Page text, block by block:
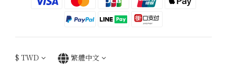
$ TWD 繁體中文
天下第一好茶
👆 點圖看父親節限定
爸爸的茶，早點備妥